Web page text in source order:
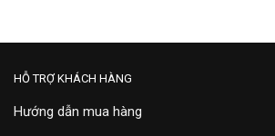
HỖ TRỢ KHÁCH HÀNG
Hướng dẫn mua hàng